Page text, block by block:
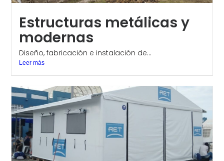
Estructuras metálicas y
modernas
Diseño, fabricación e instalación de...
Leer más